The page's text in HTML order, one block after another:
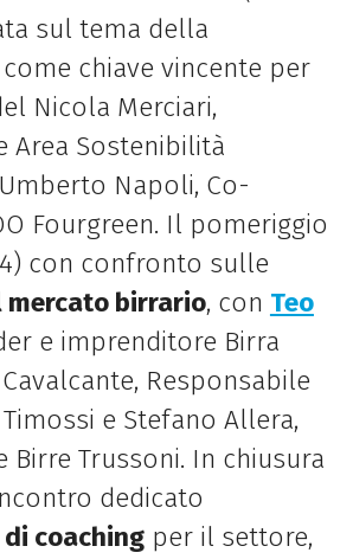
sul tema della
chiave vincente per
Nicola Merciari,
Area Sostenibilità
Napoli, Co-
Fourgreen. Il pomeriggio
con confronto sulle
mercato birrario, con Teo
e imprenditore Birra
Responsabile
Timossi e Stefano Allera,
Birre Trussoni. In chiusura
dedicato
coachingper il settore,